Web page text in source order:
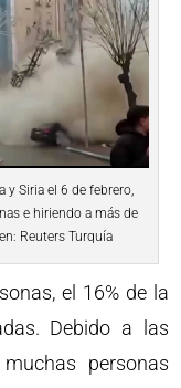
Siria el 6 de febrero,
e hiriendo a más de
Reuters Turquía
el 16% de la
Debido a las
personas